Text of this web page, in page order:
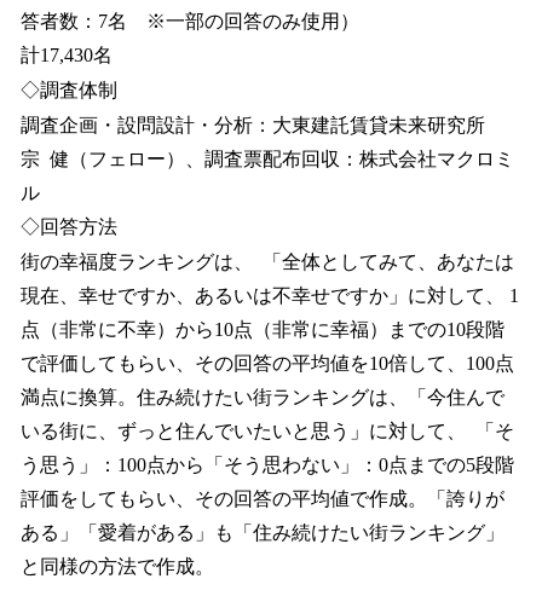
答者数：7名 ※一部の回答のみ使用）
計17,430名
◇調査体制
調査企画・設問設計・分析：大東建託賃貸未来研究所
宗 健（フェロー）、調査票配布回収：株式会社マクロミ
ル
◇回答方法
街の幸福度ランキングは、 「全体としてみて、あなたは
現在、幸せですか、あるいは不幸せですか」に対して、 1
点（非常に不幸）から10点（非常に幸福）までの10段階
で評価してもらい、その回答の平均値を10倍して、100点
満点に換算。住み続けたい街ランキングは、「今住んで
いる街に、ずっと住んでいたいと思う」に対して、 「そ
う思う」：100点から「そう思わない」：0点までの5段階
評価をしてもらい、その回答の平均値で作成。「誇りが
ある」「愛着がある」も「住み続けたい街ランキング」
と同様の方法で作成。